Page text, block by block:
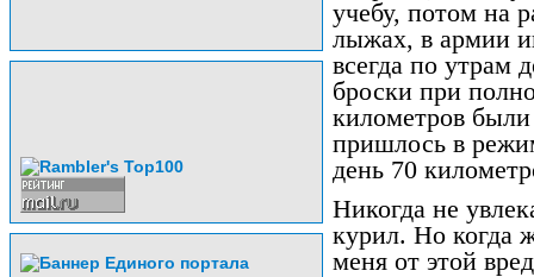
учебу, потом на
лыжах, в армии
всегда по утрам
броски при
километров
пришлось в
день 70
Никогда не
курил. Но когда
меня от этой